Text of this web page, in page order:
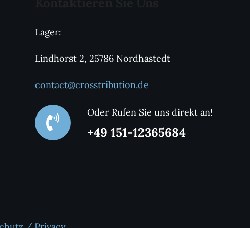
Lager:
Lindhorst 2, 25786 Nordhastedt
contact@crosstribution.de
Oder Rufen Sie uns direkt an!
+49 151-12365684